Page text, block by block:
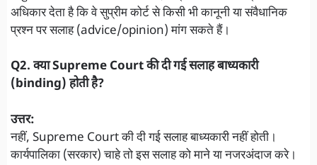
अधिकार देता है कि वे सुप्रीम कोर्ट से किसी भी कानूनी या संवैधानिक
प्रश्न पर सलाह (advice/opinion) मांग सकते हैं।
Q2. क्या Supreme Court की दी गई सलाह बाध्यकारी
(binding) होती है?
उत्तर:
नहीं, Supreme Court की दी गई सलाह बाध्यकारी नहीं होती।
कार्यपालिका (सरकार) चाहे तो इस सलाह को माने या नजरअंदाज करे।